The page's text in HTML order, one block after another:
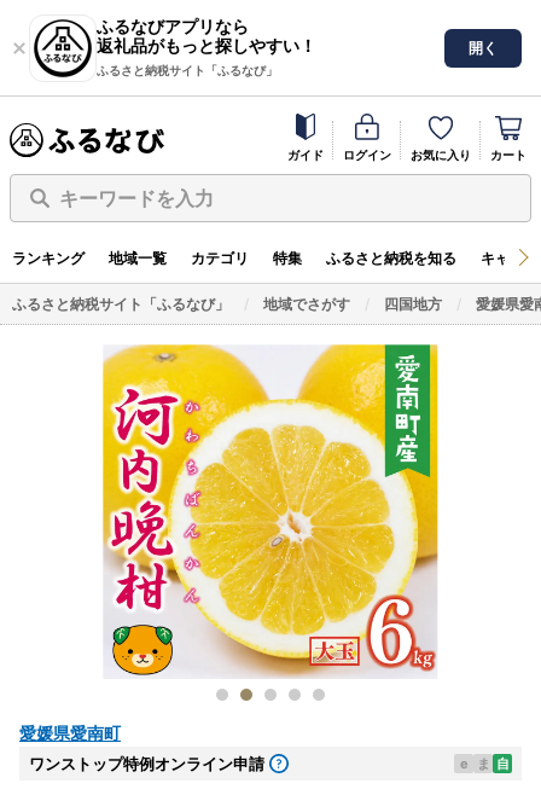
ふるなびアプリなら
返礼品がもっと探しやすい！
ふるさと納税サイト「ふるなび」
開く
ガイド ログイン お気に入り カート
キーワードを入力
ランキング 地域一覧 カテゴリ 特集 ふるさと納税を知る キャン
ふるさと納税サイト「ふるなび」 地域でさがす 四国地方 愛媛県愛
愛媛県愛南町
ワンストップ特例オンライン申請 e ま 自